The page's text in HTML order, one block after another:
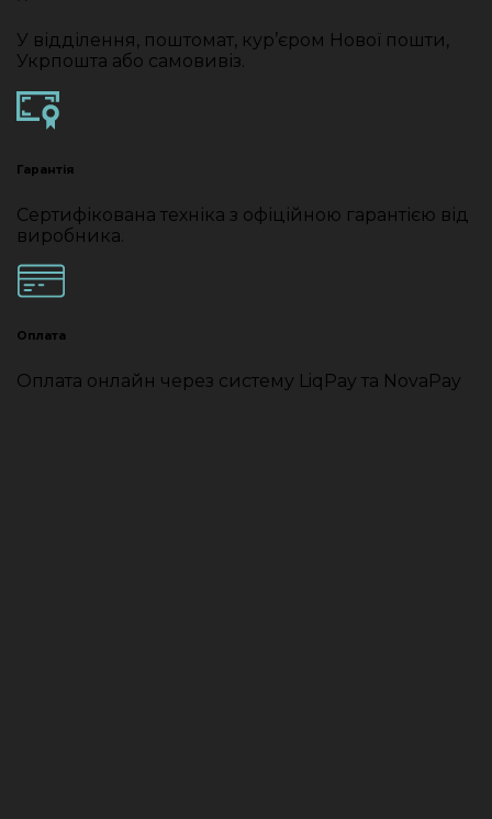
У відділення, поштомат, кур’єром Нової пошти,
Укрпошта або самовивіз.
Гарантія
Сертифікована техніка з офіційною гарантією від
виробника.
Оплата
Оплата онлайн через систему LiqPay та NovaPay